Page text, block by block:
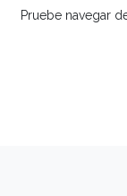
Pruebe navegar